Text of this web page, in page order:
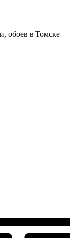
обоев в Томске